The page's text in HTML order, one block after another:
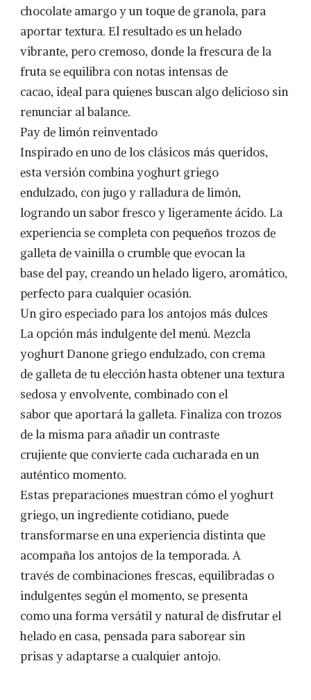
chocolate amargo y un toque de granola, para
aportar textura. El resultado es un helado
vibrante, pero cremoso, donde la frescura de la
fruta se equilibra con notas intensas de
cacao, ideal para quienes buscan algo delicioso sin
renunciar al balance.
Pay de limón reinventado
Inspirado en uno de los clásicos más queridos,
esta versión combina yoghurt griego
endulzado, con jugo y ralladura de limón,
logrando un sabor fresco y ligeramente ácido. La
experiencia se completa con pequeños trozos de
galleta de vainilla o crumble que evocan la
base del pay, creando un helado ligero, aromático,
perfecto para cualquier ocasión.
Un giro especiado para los antojos más dulces
La opción más indulgente del menú. Mezcla
yoghurt Danone griego endulzado, con crema
de galleta de tu elección hasta obtener una textura
sedosa y envolvente, combinado con el
sabor que aportará la galleta. Finaliza con trozos
de la misma para añadir un contraste
crujiente que convierte cada cucharada en un
auténtico momento.
Estas preparaciones muestran cómo el yoghurt
griego, un ingrediente cotidiano, puede
transformarse en una experiencia distinta que
acompaña los antojos de la temporada. A
través de combinaciones frescas, equilibradas o
indulgentes según el momento, se presenta
como una forma versátil y natural de disfrutar el
helado en casa, pensada para saborear sin
prisas y adaptarse a cualquier antojo.